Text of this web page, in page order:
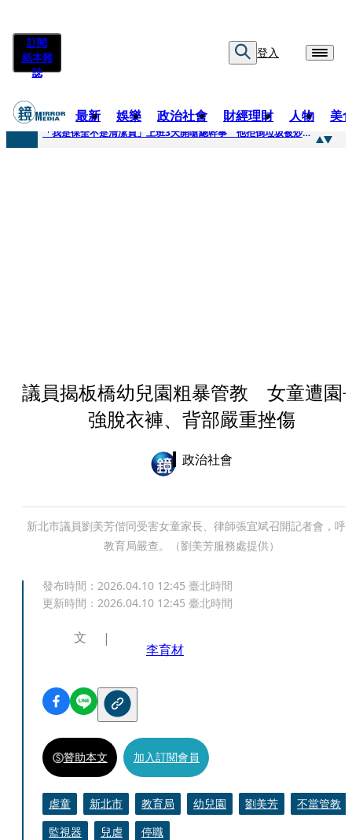
訂閱
紙本雜
誌
登入
最新 娛樂 政治社會 財經理財 人物 美
快訊
「我是保全不是清潔員」上班3天開嗆總幹事 他拒倒垃圾被炒！怒提告...法官這原因判敗訴
議員揭板橋幼兒園粗暴管教 女童遭園
強脫衣褲、背部嚴重挫傷
政治社會
新北市議員劉美芳偕同受害女童家長、律師張宜斌召開記者會，呼
教育局嚴查。（劉美芳服務處提供）
發布時間： 2026.04.10 12:45 臺北時間
更新時間： 2026.04.10 12:45 臺北時間
文
李育材
贊助本文 加入訂閱會員
虐童 新北市 教育局 幼兒園 劉美芳
不當管教
監視器
兒虐 停職